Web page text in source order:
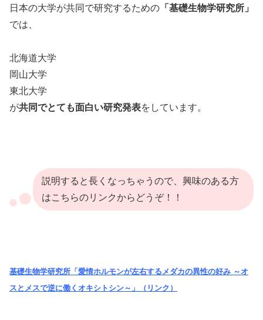
日本の大学が共同で研究するための 「基礎生物学研究所」
では、
北海道大学
岡山大学
東北大学
が共同でとても面白い研究発表をしています。
説明すると長くなっちゃうので、興味のある方
はこちらのリンクからどうぞ！！
基礎生物学研究所「愛情ホルモンが左右するメダカの異性の好み ～オ
スとメスで逆に働くオキシトシン～」（リンク）